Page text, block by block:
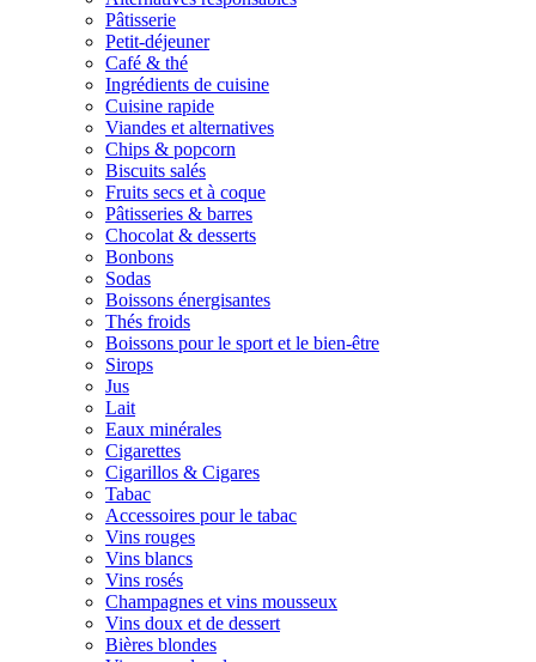
Pâtisserie
Petit-déjeuner
Café & thé
Ingrédients de cuisine
Cuisine rapide
Viandes et alternatives
Chips & popcorn
Biscuits salés
Fruits secs et à coque
Pâtisseries & barres
Chocolat & desserts
Bonbons
Sodas
Boissons énergisantes
Thés froids
Boissons pour le sport et le bien-être
Sirops
Jus
Lait
Eaux minérales
Cigarettes
Cigarillos & Cigares
Tabac
Accessoires pour le tabac
Vins rouges
Vins blancs
Vins rosés
Champagnes et vins mousseux
Vins doux et de dessert
Bières blondes